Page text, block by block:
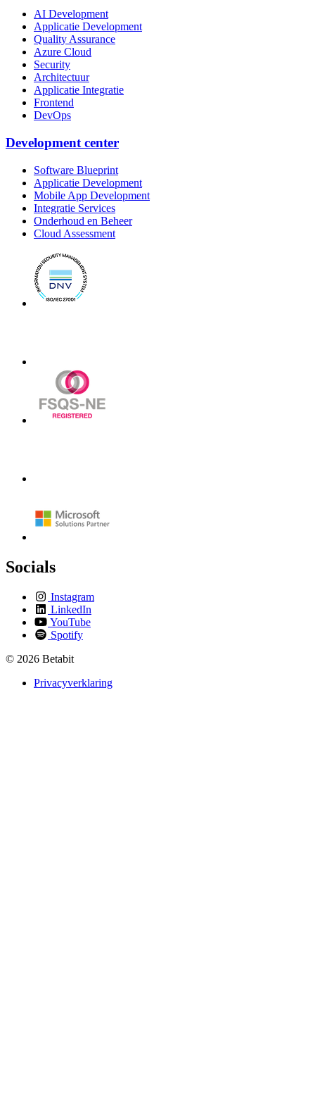
AI Development
Applicatie Development
Quality Assurance
Azure Cloud
Security
Architectuur
Applicatie Integratie
Frontend
DevOps
Development center
Software Blueprint
Applicatie Development
Mobile App Development
Integratie Services
Onderhoud en Beheer
Cloud Assessment
Socials
Instagram
LinkedIn
YouTube
Spotify
© 2026 Betabit
Privacyverklaring